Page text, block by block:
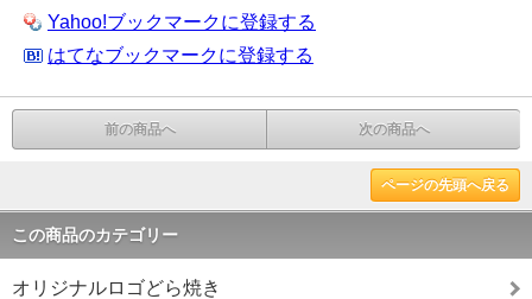
Yahoo!ブックマークに登録する
はてなブックマークに登録する
前の商品へ 次の商品へ
ページの先頭へ戻る
この商品のカテゴリー
オリジナルロゴどら焼き